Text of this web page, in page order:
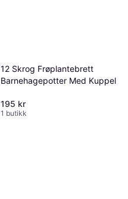
12 Skrog Frøplantebrett
Barnehagepotter Med Kuppel
195 kr
1 butikk